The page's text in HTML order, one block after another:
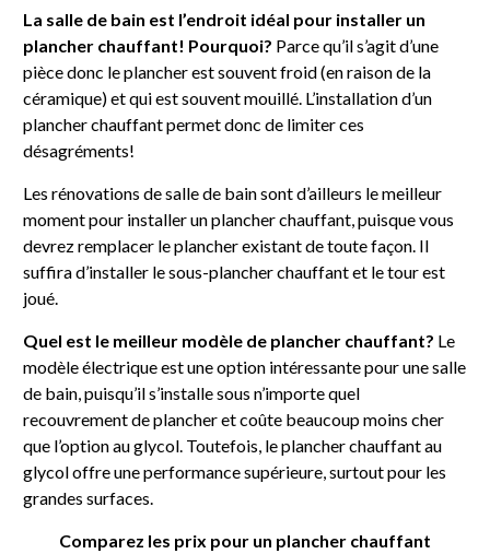
La salle de bain est l’endroit idéal pour installer un
plancher chauffant! Pourquoi? Parce qu’il s’agit d’une
pièce donc le plancher est souvent froid (en raison de la
céramique) et qui est souvent mouillé. L’installation d’un
plancher chauffant permet donc de limiter ces
désagréments!
Les rénovations de salle de bain sont d’ailleurs le meilleur
moment pour installer un plancher chauffant, puisque vous
devrez remplacer le plancher existant de toute façon. Il
suffira d’installer le sous-plancher chauffant et le tour est
joué.
Quel est le meilleur modèle de plancher chauffant? Le
modèle électrique est une option intéressante pour une salle
de bain, puisqu’il s’installe sous n’importe quel
recouvrement de plancher et coûte beaucoup moins cher
que l’option au glycol. Toutefois, le plancher chauffant au
glycol offre une performance supérieure, surtout pour les
grandes surfaces.
Comparez les prix pour un plancher chauffant